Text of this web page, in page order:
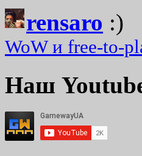
rensaro :)
WoW и free-to-
Наш